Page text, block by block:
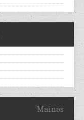
Mainos